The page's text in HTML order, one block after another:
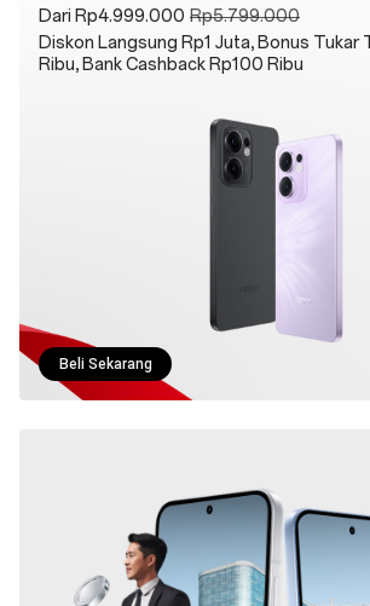
Dari Rp4.999.000 Rp5.799.000
Diskon Langsung Rp1 Juta, Bonus Tukar
Ribu, Bank Cashback Rp100 Ribu
Beli Sekarang